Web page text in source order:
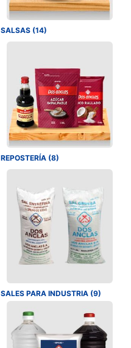
SALSAS (14)
REPOSTERÍA (8)
SALES PARA INDUSTRIA (9)